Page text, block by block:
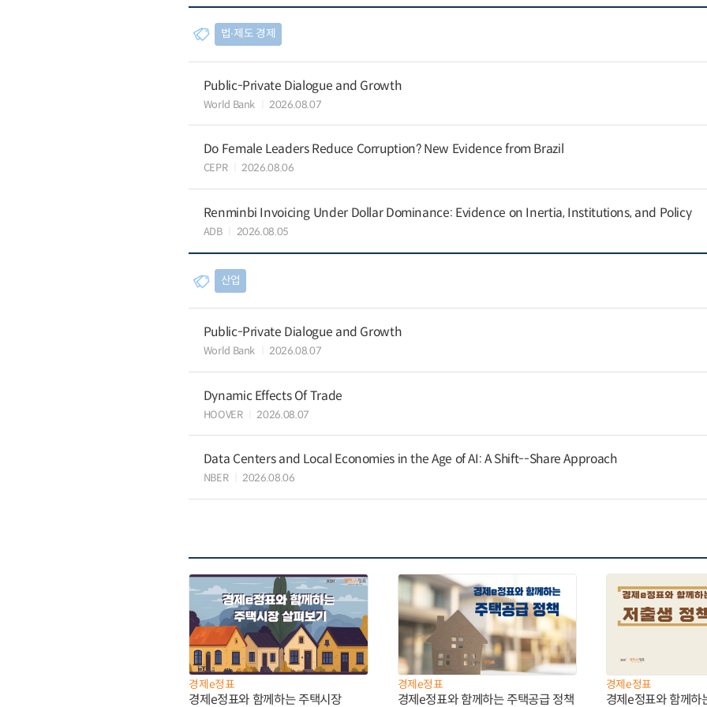
법∙제도 경제
Public-Private Dialogue and Growth
World Bank 2026.08.07
Do Female Leaders Reduce Corruption? New Evidence from Brazil
CEPR 2026.08.06
Renminbi Invoicing Under Dollar Dominance: Evidence on Inertia, Institutions, and Policy
ADB 2026.08.05
산업
Public-Private Dialogue and Growth
World Bank 2026.08.07
Dynamic Effects Of Trade
HOOVER 2026.08.07
Data Centers and Local Economies in the Age of AI: A Shift--Share Approach
NBER 2026.08.06
경제e정표
경제e정표와 함께하는 주택시장
경제e정표
경제e정표와 함께하는 주택공급 정책
경제e정표
경제e정표와 함께하